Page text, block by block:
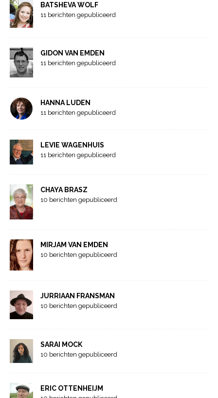
BATSHEVA WOLF
11 berichten gepubliceerd
GIDON VAN EMDEN
11 berichten gepubliceerd
HANNA LUDEN
11 berichten gepubliceerd
LEVIE WAGENHUIS
11 berichten gepubliceerd
CHAYA BRASZ
10 berichten gepubliceerd
MIRJAM VAN EMDEN
10 berichten gepubliceerd
JURRIAAN FRANSMAN
10 berichten gepubliceerd
SARAI MOCK
10 berichten gepubliceerd
ERIC OTTENHEIJM